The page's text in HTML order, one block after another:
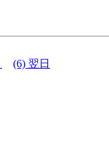
(6) 翌日